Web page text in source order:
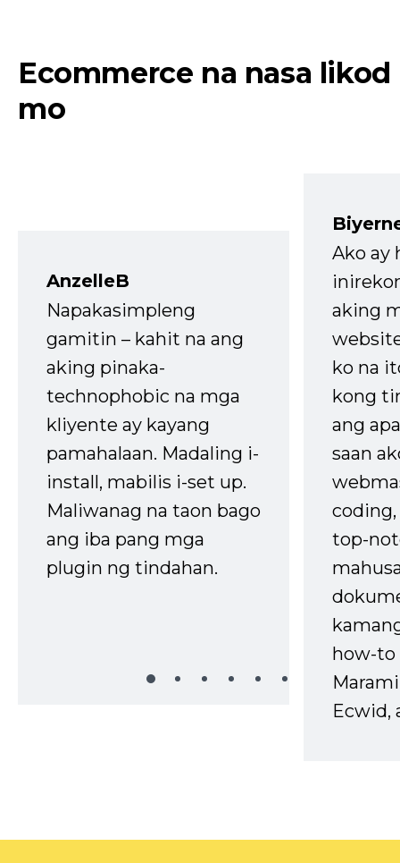
Ecommerce na nasa likod
mo
AnzelleB
Napakasimpleng
gamitin – kahit na ang
aking pinaka-
technophobic na mga
kliyente ay kayang
pamahalaan. Madaling i-
install, mabilis i-set up.
Maliwanag na taon bago
ang iba pang mga
plugin ng tindahan.
Ako ay
aking
ko na
kong
ang
saan
top-
how-to
Ecwid,